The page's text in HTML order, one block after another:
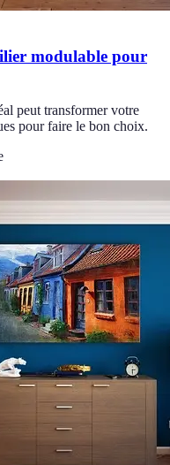
modulable pour
peut transformer votre
pour faire le bon choix.